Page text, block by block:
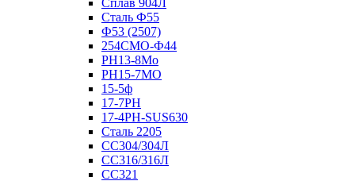
Сплав 904Л
Сталь Ф55
Ф53 (2507)
254СМО-Ф44
PH13-8Mo
РН15-7МО
15-5ф
17-7PH
17-4PH-SUS630
Сталь 2205
СС304/304Л
СС316/316Л
СС321